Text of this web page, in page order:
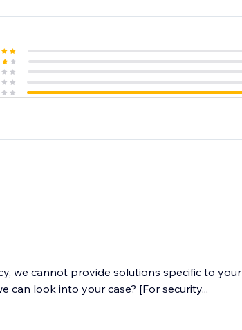
we cannot provide solutions specific to your
can look into your case? [For security...